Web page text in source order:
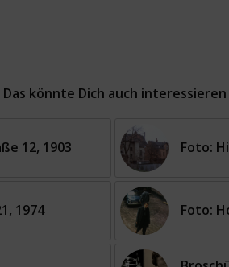
Das könnte Dich auch interessieren
12, 1903 Foto:
1974 Foto: